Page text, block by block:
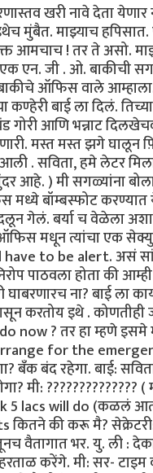
खरी नावे देता
मुंबैत. माझ्याच
आमचाच ! तर ते असो.
जी . ओ. बाकीची
बाकीचे ऑफिस वाले
बाई ला दिलं.
गोरी आणि भन्नाट
मस्त मस्त झगे घालून
आली . सविता, हमे लेटर
आहे. ) मी सगळ्यांना
मध्ये बॉम्बस्फोट
गेलं. बर्या च वेळेला
मधून त्यांचा एक
to be alert. असं
पाठवला होता की
ना? बाई ला
करतोय इथे . कोणतीही
now ? तर हा म्हणे
for the
बँक बंद रहेगा. बाई:
मी:
lacs will do (कळलं
कितने की करू मै?
भर. यु. ली :
करेंगे. मी: सर- टाइम